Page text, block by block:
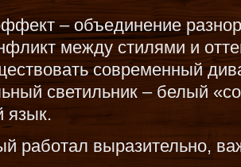
– объединение
между стилями и
современный
светильник – белый
язык.
работал выразительно,